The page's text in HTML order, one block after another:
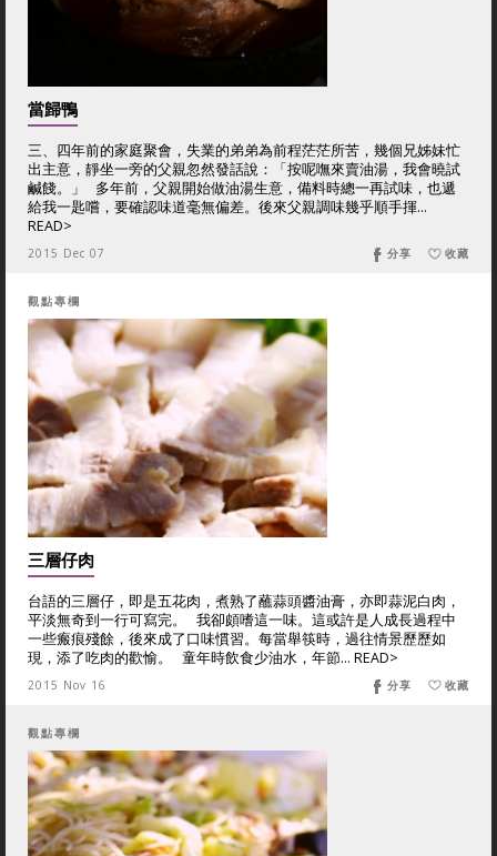
當歸鴨
三、四年前的家庭聚會，失業的弟弟為前程茫茫所苦，幾個兄姊妹忙
出主意，靜坐一旁的父親忽然發話說：「按呢嘸來賣油湯，我會曉試
鹹餞。」 多年前，父親開始做油湯生意，備料時總一再試味，也遞
給我一匙嚐，要確認味道毫無偏差。後來父親調味幾乎順手揮...
READ>
2015 Dec 07 收藏
分享
觀點專欄
三層仔肉
台語的三層仔，即是五花肉，煮熟了蘸蒜頭醬油膏，亦即蒜泥白肉，
平淡無奇到一行可寫完。 我卻頗嗜這一味。這或許是人成長過程中
一些瘢痕殘餘，後來成了口味慣習。每當舉筷時，過往情景歷歷如
現，添了吃肉的歡愉。 童年時飲食少油水，年節... READ>
2015 Nov 16 收藏
分享
觀點專欄